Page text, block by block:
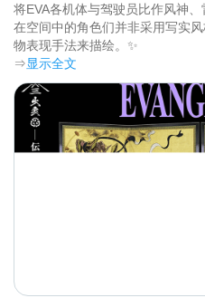
将EVA各机体与驾驶员比作风神
在空间中的角色们并非采用写实
⇒显示全文